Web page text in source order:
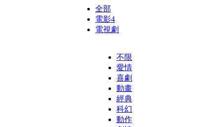
全部
電影4
電視劇
不限
愛情
喜劇
動畫
經典
科幻
動作